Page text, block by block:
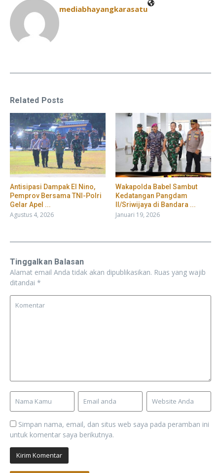
mediabhayangkarasatu
Related Posts
​Antisipasi Dampak El Nino,
Pemprov Bersama TNI-Polri
Gelar Apel ...
Agustus 4, 2026
Wakapolda Babel Sambut
Kedatangan Pangdam
II/Sriwijaya di Bandara ...
Januari 19, 2026
Tinggalkan Balasan
Alamat email Anda tidak akan dipublikasikan. Ruas yang wajib
ditandai *
Simpan nama, email, dan situs web saya pada peramban ini
untuk komentar saya berikutnya.